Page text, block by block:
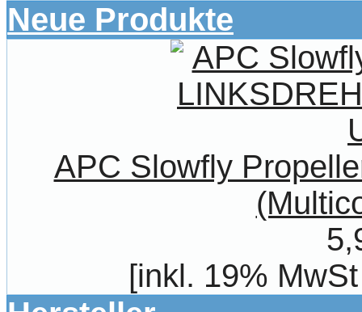
Neue Produkte
APC Slowfly
[inkl. 19%